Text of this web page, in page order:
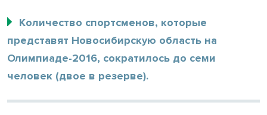
Количество спортсменов, которые
представят Новосибирскую область на
Олимпиаде-2016, сократилось до семи
человек (двое в резерве).